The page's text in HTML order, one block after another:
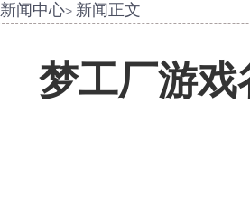
新闻中心> 新闻正文
梦工厂游